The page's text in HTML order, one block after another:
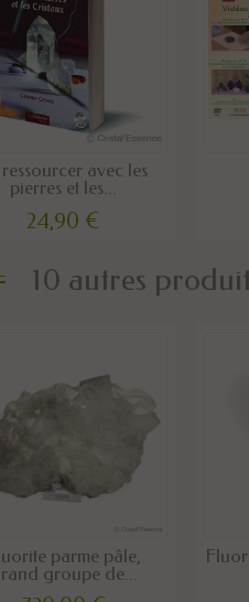
ressourcer avec les
pierres et les...
24,90 €
10 autres
parme pâle,
groupe de...